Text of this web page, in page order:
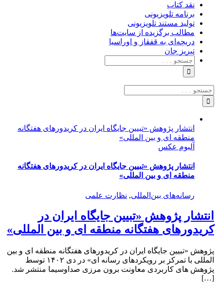
نقد کتاب
برنامه‌ تلویزیونی
تولید مستند تلویزیونی
مطالب برگزیده از سایت‌ها
دریچه‌ای به قفقاز و اوراسیا
تبریزِ جان
جستجو
برای:
جستجو
برای:
انتشار پژوهش «تبیین جایگاه ایران در کریدورهای هفتگانه
منطقه ای و بین المللی»
آلبوم عکس
انتشار پژوهش «تبیین جایگاه ایران در کریدورهای هفتگانه
منطقه ای و بین المللی»
رسانه‌های بین‌المللی, نظارت علمی
انتشار پژوهش «تبیین جایگاه ایران در
کریدورهای هفتگانه منطقه ای و بین المللی»
پژوهش «تبیین جایگاه ایران در کریدورهای هفتگانه منطقه ای و بین
المللی با تمرکز بر رویکردهای رسانه ای» در دی ۱۴۰۲ توسط
پژوهش های کاربردی معاونت برون مرزی صداوسیما منتشر شد.
[…]